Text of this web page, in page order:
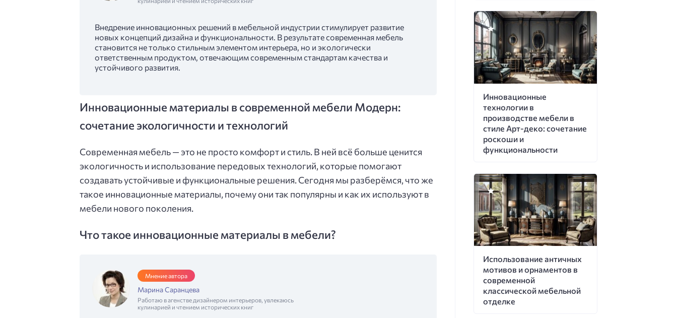
Внедрение инновационных решений в мебельной индустрии стимулирует развитие
новых концепций дизайна и функциональности. В результате современная мебель
становится не только стильным элементом интерьера, но и экологически
ответственным продуктом, отвечающим современным стандартам качества и
устойчивого развития.
Инновационные материалы в современной мебели Модерн:
сочетание экологичности и технологий
Современная мебель — это не просто комфорт и стиль. В ней всё больше ценится
экологичность и использование передовых технологий, которые помогают
создавать устойчивые и функциональные решения. Сегодня мы разберёмся, что же
такое инновационные материалы, почему они так популярны и как их используют в
мебели нового поколения.
Что такое инновационные материалы в мебели?
Мнение автора
Марина Саранцева
Работаю в агенстве дизайнером интерьеров, увлекаюсь
кулинарией и чтением исторических книг
Инновационные
технологии в
производстве мебели в
стиле Арт-деко: сочетание
роскоши и
функциональности
Использование античных
мотивов и орнаментов в
современной
классической мебельной
отделке